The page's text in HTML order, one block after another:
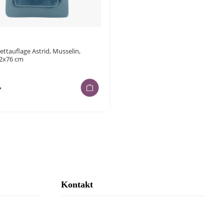
Astrid, Musselin,
cm
Kontakt